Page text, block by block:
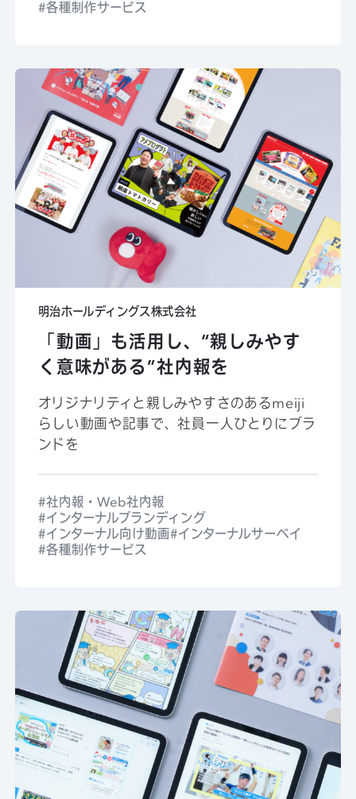
各種制作サービス
明治ホールディングス株式会社
「動画」も活用し、“親しみやす
く意味がある”社内報を
オリジナリティと親しみやすさのあるmeiji
らしい動画や記事で、社員一人ひとりにブラ
ンドを
社内報・Web社内報
インターナルブランディング
インターナル向け動画 インターナルサーベイ
各種制作サービス